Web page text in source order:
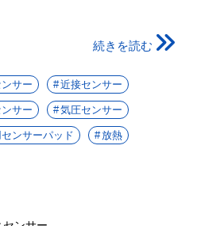
続きを読む
サー 近接センサー
サー 気圧センサー
ンサーパッド 放熱